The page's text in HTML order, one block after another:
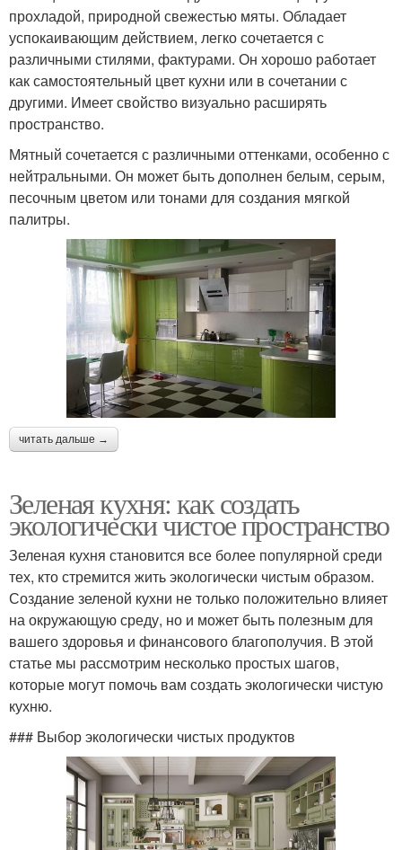
прохладой, природной свежестью мяты. Обладает
успокаивающим действием, легко сочетается с
различными стилями, фактурами. Он хорошо работает
как самостоятельный цвет кухни или в сочетании с
другими. Имеет свойство визуально расширять
пространство.
Мятный сочетается с различными оттенками, особенно с
нейтральными. Он может быть дополнен белым, серым,
песочным цветом или тонами для создания мягкой
палитры.
читать дальше →
Зеленая кухня: как создать
экологически чистое пространство
Зеленая кухня становится все более популярной среди
тех, кто стремится жить экологически чистым образом.
Создание зеленой кухни не только положительно влияет
на окружающую среду, но и может быть полезным для
вашего здоровья и финансового благополучия. В этой
статье мы рассмотрим несколько простых шагов,
которые могут помочь вам создать экологически чистую
кухню.
### Выбор экологически чистых продуктов